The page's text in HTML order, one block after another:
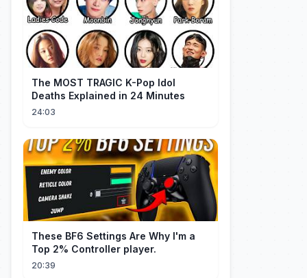
The MOST TRAGIC K-Pop Idol
Deaths Explained in 24 Minutes
24:03
These BF6 Settings Are Why I'm a
Top 2% Controller player.
20:39